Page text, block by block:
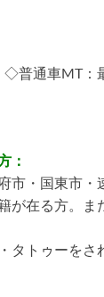
普通車MT：
：
市・国東市・
が在る方。ま
トゥーをさ